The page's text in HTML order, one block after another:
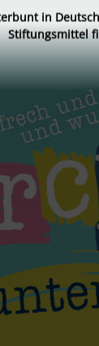
in
Stiftungsmittel